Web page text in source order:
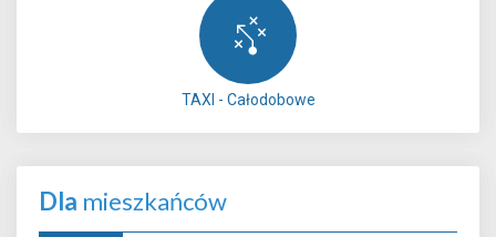
TAXI - Całodobowe
Dla mieszkańców